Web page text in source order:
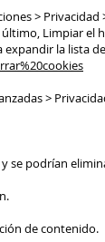
> Privacidad
Limpiar
expandir la lista
>
se podrían
de contenido.